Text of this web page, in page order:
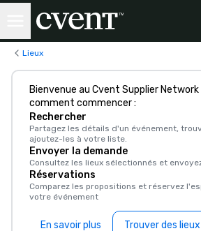
Lieux
Bienvenue au Cvent Supplier Network
comment commencer :
Rechercher
Partagez les détails d'un événement,
ajoutez-les à votre liste.
Envoyer la demande
Consultez les lieux sélectionnés et
Réservations
Comparez les propositions et réservez
votre événement
En savoir plus Trouver des lieux